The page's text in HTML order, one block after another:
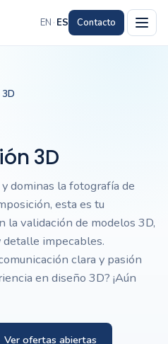
EN · ES Contacto
3D
dominas la fotografía de
esta es tu
la validación de modelos 3D,
detalle impecables.
clara y pasión
en diseño 3D? ¡Aún
Ver ofertas abiertas